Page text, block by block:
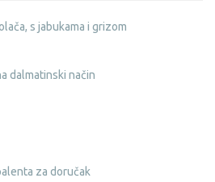
s jabukama i grizom
dalmatinski način
za doručak